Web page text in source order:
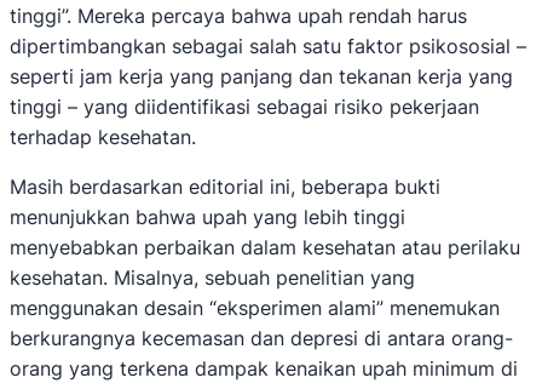
tinggi”. Mereka percaya bahwa upah rendah harus
dipertimbangkan sebagai salah satu faktor psikososial –
seperti jam kerja yang panjang dan tekanan kerja yang
tinggi – yang diidentifikasi sebagai risiko pekerjaan
terhadap kesehatan.
Masih berdasarkan editorial ini, beberapa bukti
menunjukkan bahwa upah yang lebih tinggi
menyebabkan perbaikan dalam kesehatan atau perilaku
kesehatan. Misalnya, sebuah penelitian yang
menggunakan desain “eksperimen alami” menemukan
berkurangnya kecemasan dan depresi di antara orang-
orang yang terkena dampak kenaikan upah minimum di